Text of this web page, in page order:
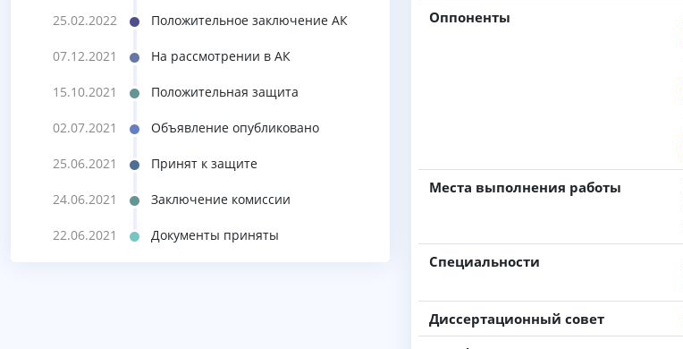
25.02.2022 Положительное заключение АК
07.12.2021 На рассмотрении в АК
15.10.2021 Положительная защита
02.07.2021 Объявление опубликовано
25.06.2021 Принят к защите
24.06.2021 Заключение комиссии
22.06.2021 Документы приняты
Оппоненты
Места выполнения работы
Специальности
Диссертационный совет